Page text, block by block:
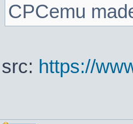
CPCemu
src: https://